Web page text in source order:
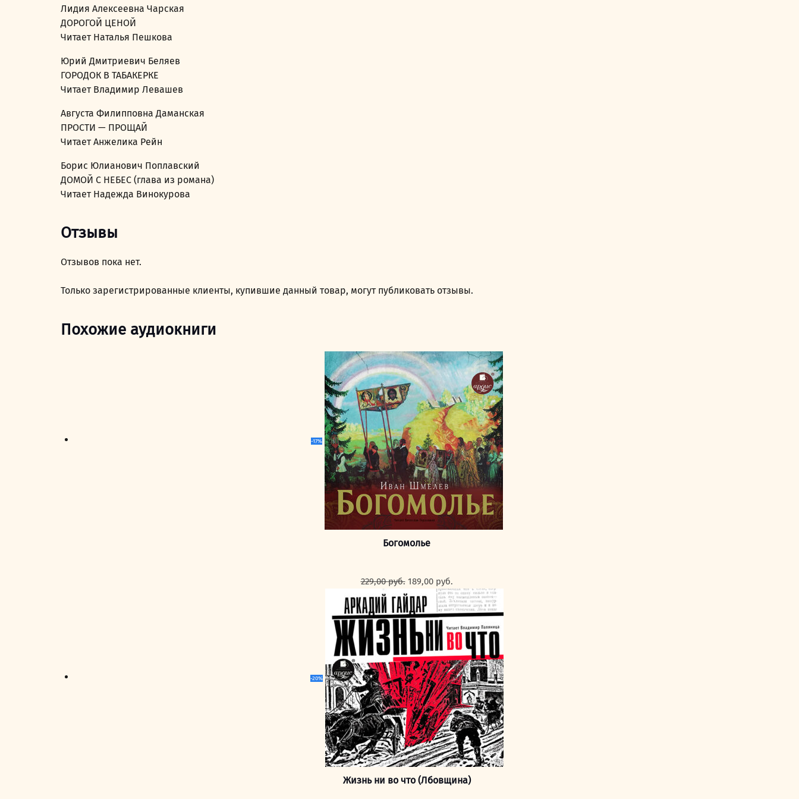
Лидия Алексеевна Чарская
ДОРОГОЙ ЦЕНОЙ
Читает Наталья Пешкова
Юрий Дмитриевич Беляев
ГОРОДОК В ТАБАКЕРКЕ
Читает Владимир Левашев
Августа Филипповна Даманская
ПРОСТИ — ПРОЩАЙ
Читает Анжелика Рейн
Борис Юлианович Поплавский
ДОМОЙ С НЕБЕС (глава из романа)
Читает Надежда Винокурова
Отзывы
Отзывов пока нет.
Только зарегистрированные клиенты, купившие данный товар, могут публиковать отзывы.
Похожие аудиокниги
-17%
Богомолье
229,00руб. Первоначальная
цена
составляла
229,00 руб..
189,00 руб.
цена:
189,00 руб..
-20%
Жизнь ни во что (Лбовщина)